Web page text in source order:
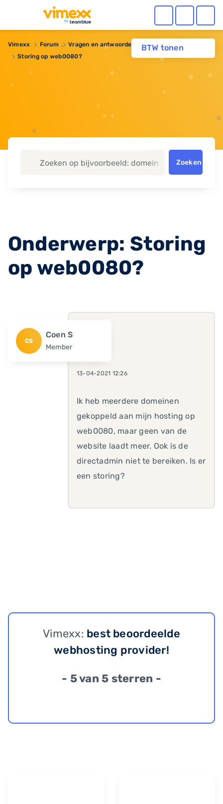
BTW tonen
Vimexx Forum Vragen en antwoorden
Webhosting
Storing op web0080?
Zoeken
Onderwerp: Storing
op web0080?
CS
Coen S
Member
13-04-2021 12:26
Ik heb meerdere domeinen
gekoppeld aan mijn hosting op
web0080, maar geen van de
website laadt meer. Ook is de
directadmin niet te bereiken. Is er
een storing?
Vimexx: best beoordeelde
webhosting provider!
- 5 van 5 sterren -